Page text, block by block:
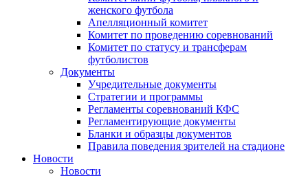
женского футбола
Апелляционный комитет
Комитет по проведению соревнований
Комитет по статусу и трансферам
футболистов
Документы
Учредительные документы
Стратегии и программы
Регламенты соревнований КФС
Регламентирующие документы
Бланки и образцы документов
Правила поведения зрителей на стадионе
Новости
Новости